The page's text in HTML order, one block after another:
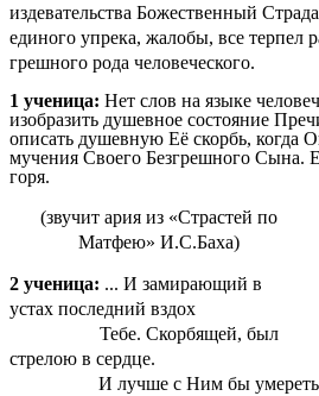
издевательства Божественный
единого упрека, жалобы, все терпел
грешного рода человеческого.
1 ученица: Нет слов на языке
изобразить душевное состояние
описать душевную Её скорбь, когда
мучения Своего Безгрешного Сына.
горя.
(звучит ария из «Страстей по
Матфею» И.С.Баха)
2 ученица: ... И замирающий в
устах последний вздох
Тебе. Скорбящей, был
стрелою в сердце.
И лучше с Ним бы умереть